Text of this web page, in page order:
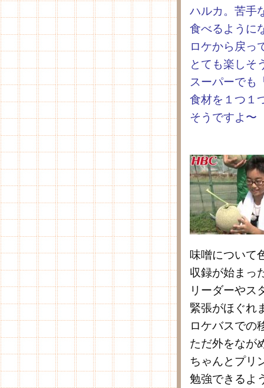
ハルカ。苦手
食べるように
ロケから戻っ
とても楽しそ
スーパーでも
食材を１つ１
そうですよ〜
味噌について
収録が始まっ
リーダーやス
緊張がほぐれ
ロケバスでの
ただ外をなが
ちゃんとプリ
勉強できるよ